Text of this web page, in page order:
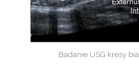
Badanie USG kresy